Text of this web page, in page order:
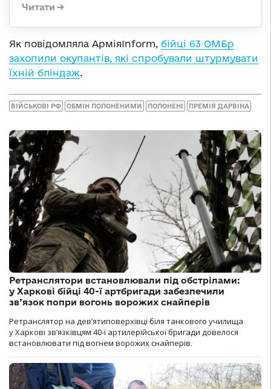
Як повідомляла АрміяInform, бійці 63 ОМБр
захопили окупантів, які спробували штурмувати
їхній бліндаж.
ВІЙСЬКОВІ РФ ОБМІН ПОЛОНЕНИМИ ПОЛОНЕНІ ПРЕМІЯ ДАРВІНА
Ретранслятори встановлювали під обстрілами:
у Харкові бійці 40-ї артбригади забезпечили
зв’язок попри вогонь ворожих снайперів
Ретранслятор на дев’ятиповерхівці біля танкового училища
у Харкові зв’язківцям 40-ї артилерійської бригади довелося
встановлювати під вогнем ворожих снайперів.